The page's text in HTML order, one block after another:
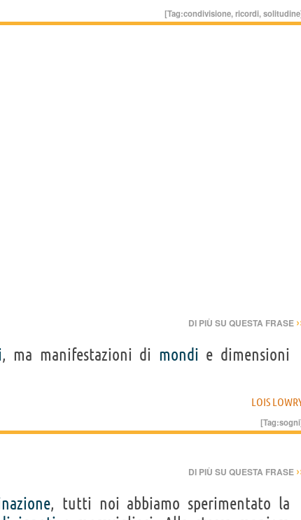
[Tag:condivisione,ricordi,solitudine
DI PIÙ SU QUESTA FRASE
, ma manifestazioni di mondi e dimensioni
LOIS
[Tag:sogni
DI PIÙ SU QUESTA FRASE
, tutti noi abbiamo sperimentato la